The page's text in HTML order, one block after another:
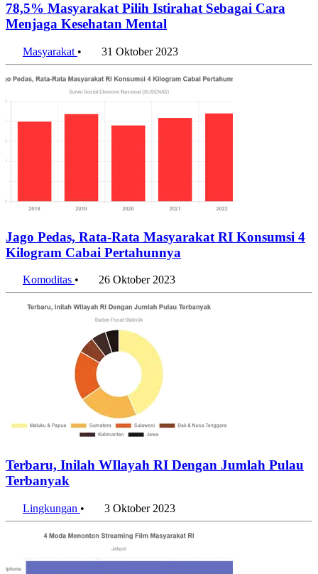
78,5% Masyarakat Pilih Istirahat Sebagai Cara
Menjaga Kesehatan Mental
Masyarakat • 31 Oktober 2023
Jago Pedas, Rata-Rata Masyarakat RI Konsumsi 4
Kilogram Cabai Pertahunnya
Komoditas • 26 Oktober 2023
Terbaru, Inilah WIlayah RI Dengan Jumlah Pulau
Terbanyak
Lingkungan • 3 Oktober 2023